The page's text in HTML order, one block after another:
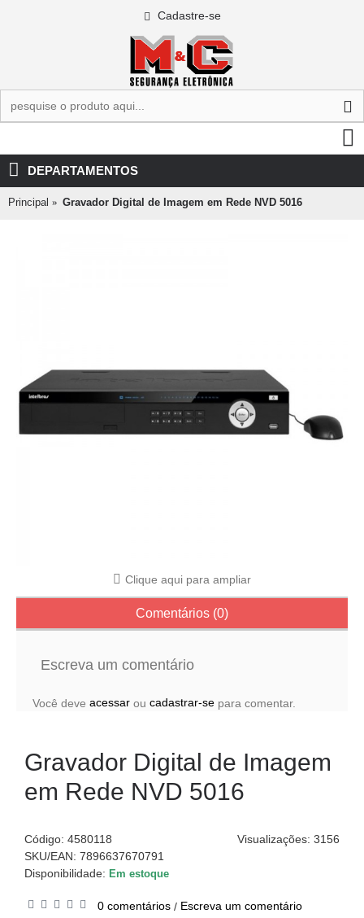
Cadastre-se
DEPARTAMENTOS
Principal Gravador Digital de Imagem em Rede NVD 5016
Clique aqui para ampliar
Comentários (0)
Escreva um comentário
Você deve acessar ou cadastrar-se para comentar.
Gravador Digital de Imagem
em Rede NVD 5016
Visualizações: 3156
Código: 4580118
SKU/EAN: 7896637670791
Disponibilidade: Em estoque
0 comentários / Escreva um comentário